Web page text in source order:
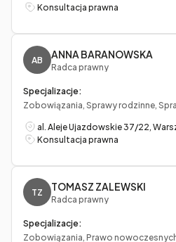
Konsultacja prawna
AB ANNA BARANOWSKA
Radca prawny
Specjalizacje:
Zobowiązania, Sprawy rodzinne,
al. Aleje Ujazdowskie 37/22,
Konsultacja prawna
TZ TOMASZ ZALEWSKI
Radca prawny
Specjalizacje:
Zobowiązania, Prawo